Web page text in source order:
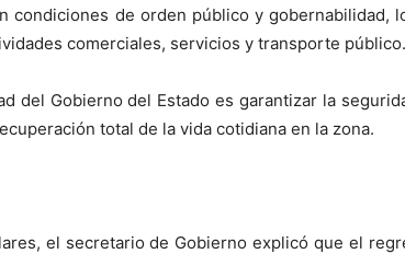
condiciones de orden público y gobernabilidad,
comerciales, servicios y transporte público.
del Gobierno del Estado es garantizar la
total de la vida cotidiana en la zona.
el secretario de Gobierno explicó que el